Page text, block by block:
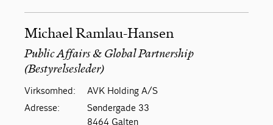
Nyheder og arrangementer
Kun for medlemmer
Michael Ramlau-Hansen
Public Affairs & Global Partnership
(Bestyrelsesleder)
Virksomhed:
AVK Holding A/S
Adresse:
Søndergade 33
8464 Galten